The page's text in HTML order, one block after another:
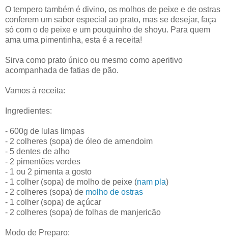
O tempero também é divino, os molhos de peixe e de ostras
conferem um sabor especial ao prato, mas se desejar, faça
só com o de peixe e um pouquinho de shoyu. Para quem
ama uma pimentinha, esta é a receita!
Sirva como prato único ou mesmo como aperitivo
acompanhada de fatias de pão.
Vamos à receita:
Ingredientes:
- 600g de lulas limpas
- 2 colheres (sopa) de óleo de amendoim
- 5 dentes de alho
- 2 pimentões verdes
- 1 ou 2 pimenta a gosto
- 1 colher (sopa) de molho de peixe (nam pla)
- 2 colheres (sopa) de molho de ostras
- 1 colher (sopa) de açúcar
- 2 colheres (sopa) de folhas de manjericão
Modo de Preparo: